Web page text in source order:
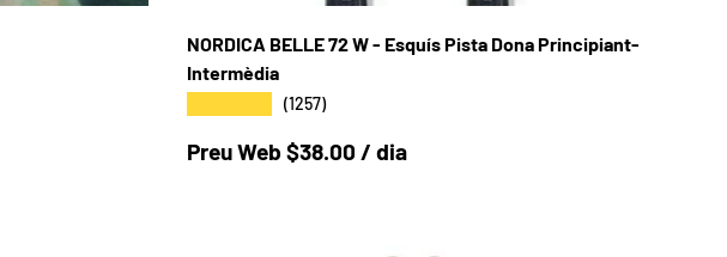
NORDICA BELLE 72 W - Esquís Pista Dona Principiant-
Intermèdia
(1257)
Preu a la botiga
Preu Web $38.00 / dia